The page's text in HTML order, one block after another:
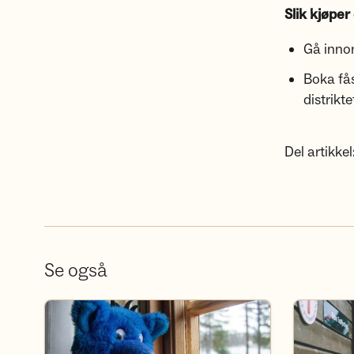
Slik kjøper
Gå
Boka
Del
Se også
Barnas Turlag Lillehammer trenger flere voksneBli medlem